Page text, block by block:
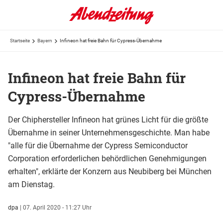
Startseite Bayern Infineon hat freie Bahn für Cypress-Übernahme
Infineon hat freie Bahn für
Cypress-Übernahme
Der Chiphersteller Infineon hat grünes Licht für die größte
Übernahme in seiner Unternehmensgeschichte. Man habe
"alle für die Übernahme der Cypress Semiconductor
Corporation erforderlichen behördlichen Genehmigungen
erhalten", erklärte der Konzern aus Neubiberg bei München
am Dienstag.
dpa | 07. April 2020 - 11:27 Uhr